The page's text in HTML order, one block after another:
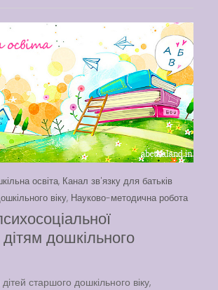
освіта, Канал зв'язку для батьків
віку, Науково-методична робота
дошкільного
старшого дошкільного віку,